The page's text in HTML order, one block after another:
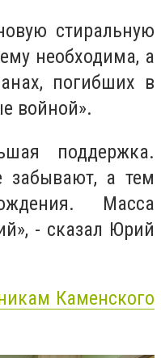
стиральную
необходима, а
погибших в
войной».
поддержка.
забывают, а тем
Масса
- сказал Юрий
Каменского